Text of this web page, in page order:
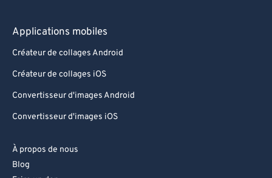
Applications mobiles
Créateur de collages Android
Créateur de collages iOS
Convertisseur d'images Android
Convertisseur d'images iOS
À propos de nous
Blog